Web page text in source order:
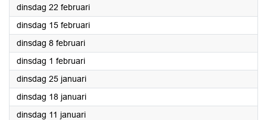
dinsdag 22 februari2022
dinsdag 15 februari2022
dinsdag 8 februari2022
dinsdag 1 februari2022
dinsdag 25 januari2022
dinsdag 18 januari2022
dinsdag 11 januari2022